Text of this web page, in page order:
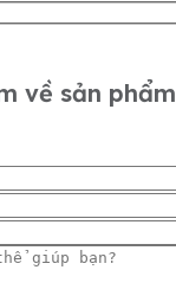
về sản phẩm